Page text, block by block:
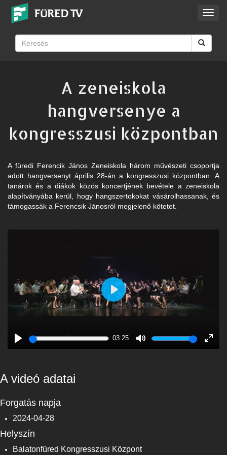
​A zeneiskola
hangversenye a
kongresszusi központban
A füredi Ferencik János Zeneiskola három művészeti csoportja
adott hangversenyt április 28-án a kongresszusi központban. A
tanárok és a diákok közös koncertjének bevétele a zeneiskola
alapítványába kerül, hogy hangszertokokat vásárolhassanak, és
támogassák a Ferencsik Jánosról megjelenő kötetet.
Play
03:25
Mute
Enter
Play
A videó adatai
Forgatás napja
2024-04-28
Helyszín
Balatonfüred Kongresszusi Központ